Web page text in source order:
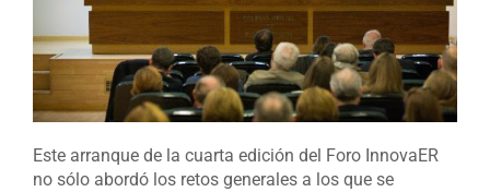
Este arranque de la cuarta edición del Foro InnovaER
no sólo abordó los retos generales a los que se